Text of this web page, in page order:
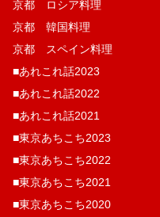
京都 ロシア料理
京都 韓国料理
京都 スペイン料理
■あれこれ話2023
■あれこれ話2022
■あれこれ話2021
■東京あちこち2023
■東京あちこち2022
■東京あちこち2021
■東京あちこち2020